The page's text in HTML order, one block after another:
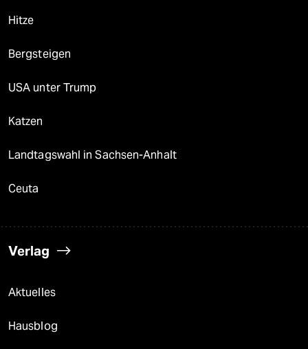
Hitze
Bergsteigen
USA unter Trump
Katzen
Landtagswahl in Sachsen-Anhalt
Ceuta
Verlag
Aktuelles
Hausblog